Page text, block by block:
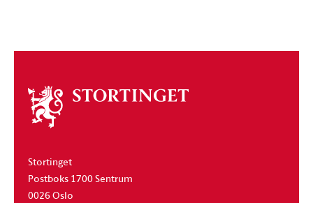
Om
stortinget
Stortinget
Postboks 1700 Sentrum
0026 Oslo